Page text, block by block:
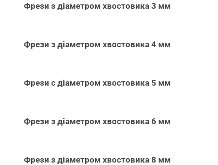
Фрези з діаметром хвостовика 3 мм
Фрези з діаметром хвостовика 4 мм
Фрези с діаметром хвостовика 5 мм
Фрези з діаметром хвостовика 6 мм
Фрези з діаметром хвостовика 8 мм